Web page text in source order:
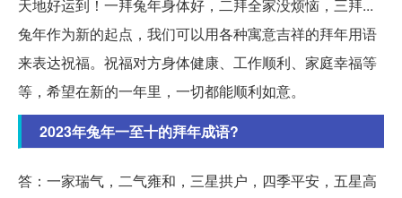
天地好运到！一拜兔年身体好，二拜全家没烦恼，三拜...
兔年作为新的起点，我们可以用各种寓意吉祥的拜年用语
来表达祝福。祝福对方身体健康、工作顺利、家庭幸福等
等，希望在新的一年里，一切都能顺利如意。
2023年兔年一至十的拜年成语?
答：一家瑞气，二气雍和，三星拱户，四季平安，五星高